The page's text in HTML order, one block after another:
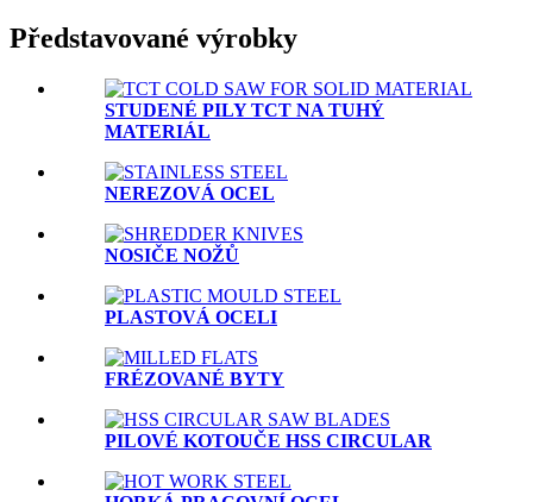
Představované výrobky
STUDENÉ PILY TCT NA TUHÝ
MATERIÁL
NEREZOVÁ OCEL
NOSIČE NOŽŮ
PLASTOVÁ OCELI
FRÉZOVANÉ BYTY
PILOVÉ KOTOUČE HSS CIRCULAR